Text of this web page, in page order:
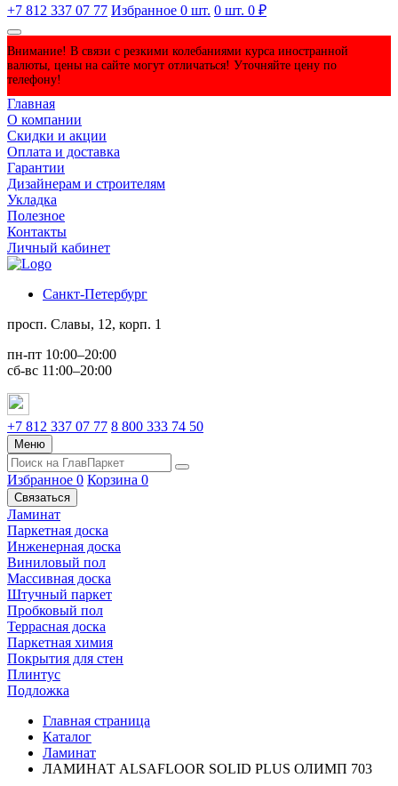
+7 812 337 07 77 Избранное 0 шт. 0 шт. 0 ₽
Внимание! В связи с резкими колебаниями курса иностранной
валюты, цены на сайте могут отличаться! Уточняйте цену по
телефону!
Главная
О компании
Скидки и акции
Оплата и доставка
Гарантии
Дизайнерам и строителям
Укладка
Полезное
Контакты
Личный кабинет
Санкт-Петербург
просп. Славы, 12, корп. 1
пн-пт 10:00–20:00
сб-вс 11:00–20:00
+7 812 337 07 77 8 800 333 74 50
Меню
Избранное 0 Корзина 0
Связаться
Ламинат
Паркетная доска
Инженерная доска
Виниловый пол
Массивная доска
Штучный паркет
Пробковый пол
Террасная доска
Паркетная химия
Покрытия для стен
Плинтус
Подложка
Главная страница
Каталог
Ламинат
ЛАМИНАТ ALSAFLOOR SOLID PLUS ОЛИМП 703